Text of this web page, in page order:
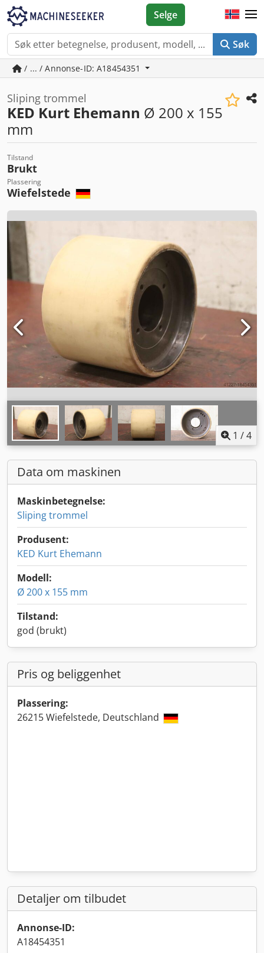
Søk
Selge
/ ... / Annonse-ID: A18454351
Sliping trommel
KED Kurt Ehemann Ø 200 x 155
mm
Tilstand
Brukt
Plassering
Wiefelstede
1 /4
Data om maskinen
Maskinbetegnelse:
Sliping trommel
Produsent:
KED Kurt Ehemann
Modell:
Ø 200 x 155 mm
Tilstand:
god (brukt)
Pris og beliggenhet
Plassering:
26215 Wiefelstede, Deutschland
Detaljer om tilbudet
Annonse-ID:
A18454351